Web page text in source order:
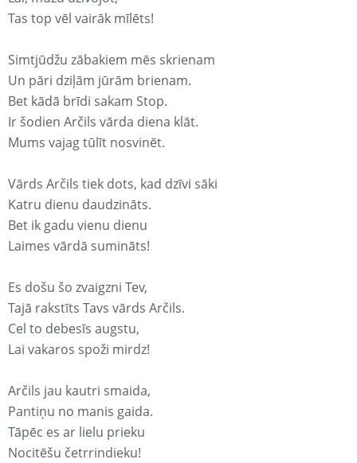
Tas top vēl vairāk mīlēts!
Simtjūdžu zābakiem mēs skrienam
Un pāri dziļām jūrām brienam.
Bet kādā brīdi sakam Stop.
Ir šodien Arčils vārda diena klāt.
Mums vajag tūlīt nosvinēt.
Vārds Arčils tiek dots, kad dzīvi sāki
Katru dienu daudzināts.
Bet ik gadu vienu dienu
Laimes vārdā sumināts!
Es došu šo zvaigzni Tev,
Tajā rakstīts Tavs vārds Arčils.
Cel to debesīs augstu,
Lai vakaros spoži mirdz!
Arčils jau kautri smaida,
Pantiņu no manis gaida.
Tāpēc es ar lielu prieku
Nocitēšu četrrindieku!